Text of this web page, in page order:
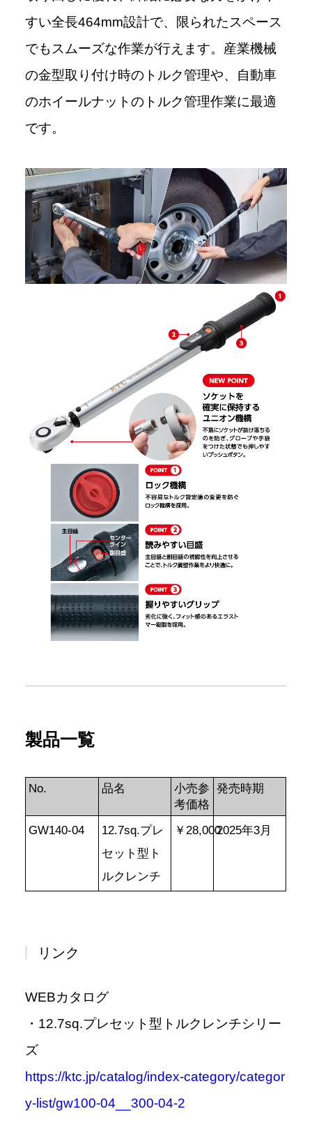
すい全長464mm設計で、限られたスペース
でもスムーズな作業が行えます。産業機械
の金型取り付け時のトルク管理や、自動車
のホイールナットのトルク管理作業に最適
です。
製品一覧
No. 品名
小売参
考価格
発売時期
GW140-04
12.7sq.プレ
セット型ト
ルクレンチ
￥28,0002025年3月
リンク
WEBカタログ
・12.7sq.プレセット型トルクレンチシリー
ズ
https://ktc.jp/catalog/index-category/categor
y-list/gw100-04__300-04-2